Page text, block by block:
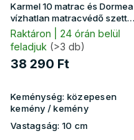
Karmel 10 matrac és Dormea
vízhatlan matracvédő szett
(90x200)
Raktáron | 24 órán belül
feladjuk (>3 db)
38 290 Ft
Keménység: közepesen
kemény / kemény
Vastagság: 10 cm